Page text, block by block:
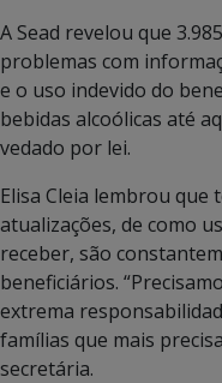
A Sead revelou que
problemas com
e o uso indevido do
bebidas alcoólicas até
vedado por lei.
Elisa Cleia lembrou que
atualizações, de como
receber, são
beneficiários.
extrema
famílias que mais
secretária.